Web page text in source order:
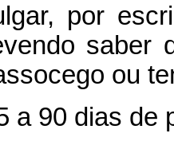
por
ou
a 90 dias de